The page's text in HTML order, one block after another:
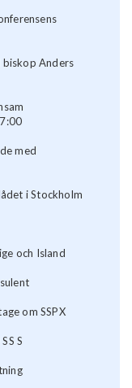
biskop Anders
med
i Stockholm
och Island
om SSPX
S